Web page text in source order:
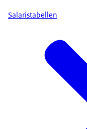
Salaristabellen